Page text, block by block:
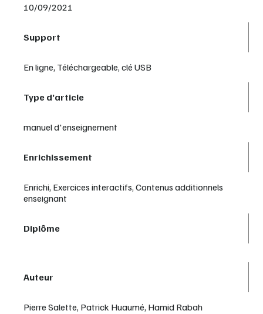
10/09/2021
Support
En ligne, Téléchargeable, clé USB
Type d’article
manuel d'enseignement
Enrichissement
Enrichi, Exercices interactifs, Contenus additionnels
enseignant
Diplôme
Auteur
Pierre Salette, Patrick Huaumé, Hamid Rabah